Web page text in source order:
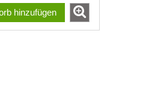
hinzufügen